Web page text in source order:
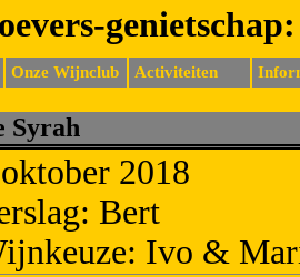
Syrah
2018
Bert
Ivo &
Onze Wijnclub Activiteiten